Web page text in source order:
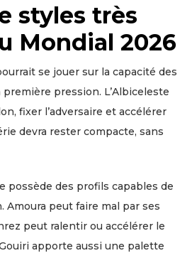
styles très
Mondial 2026
se jouer sur la capacité des
pression. L’Albiceleste
fixer l’adversaire et accélérer
devra rester compacte, sans
possède des profils capables de
peut faire mal par ses
peut ralentir ou accélérer le
apporte aussi une palette